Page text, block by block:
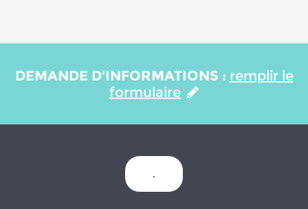
DEMANDE D'INFORMATIONS : remplir le
formulaire
.